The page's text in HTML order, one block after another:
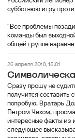
субботнюю игру
"Все проблемы
команды был
26 апреля 2010, 15:01
Сразу прошу не
получится составить
попробую. Вратарь
Петром Чехом,
интересные факты из
следующее